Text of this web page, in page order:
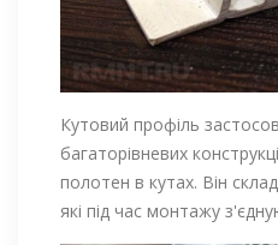
Кутовий профіль
багаторівневих
полотен в кутах. Він
які під час монтажу